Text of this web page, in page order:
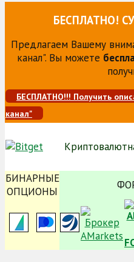
БЕСПЛАТНО!
Предлагаем Вашему
канал". Вы можете
БЕСПЛАТНО!!! Получить
канал"
БИНАРНЫЕ
ОПЦИОНЫ